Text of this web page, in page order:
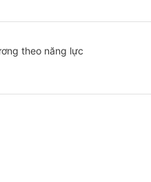
theo năng lực